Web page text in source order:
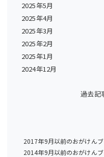
2025年5月
2025年4月
2025年3月
2025年2月
2025年1月
2024年12月
過去記
2017年9月以前のおがけん
2014年9月以前のおがけん